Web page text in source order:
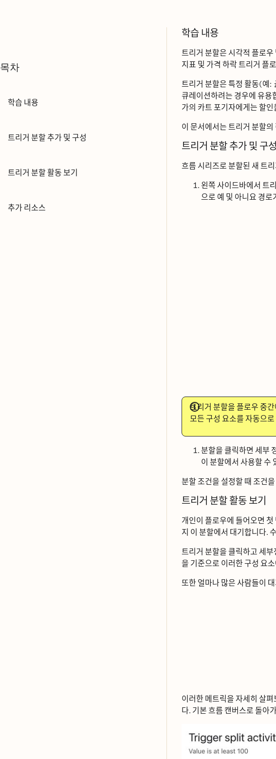
목차
학습 내용
트리거 분할 추가 및 구성
트리거 분할 활동 보기
추가 리소스
학습 내용
트리거 분할은 시각적
지표 및 가격 하락 트리거
트리거 분할은 특정 활동(예:
큐레이션하려는 경우에
가의 카트 포기자에게는
이 문서에서는 트리거 분할의
트리거 분할 추가 및 구성
흐름 시리즈로 분할된 새
왼쪽 사이드바에서
으로 예 및 아니요
트리거 분할을 플로우
모든 구성 요소를 자동으로
분할을 클릭하면
이 분할에서 사용할 수
분할 조건을 설정할 때
트리거 분할 활동 보기
개인이 플로우에 들어오면 첫
지 이 분할에서 대기합니다.
트리거 분할을 클릭하고
을 기준으로 이러한 구성
또한 얼마나 많은 사람들이
이러한 메트릭을 자세히
다. 기본 흐름 캔버스로